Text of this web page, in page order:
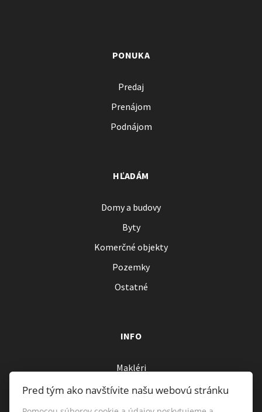
PONUKA
Predaj
Prenájom
Podnájom
HĽADÁM
Domy a budovy
Byty
Komerčné objekty
Pozemky
Ostatné
INFO
Makléri
Napíšte nám
Kontakt
Pred tým ako navštívite našu webovú stránku